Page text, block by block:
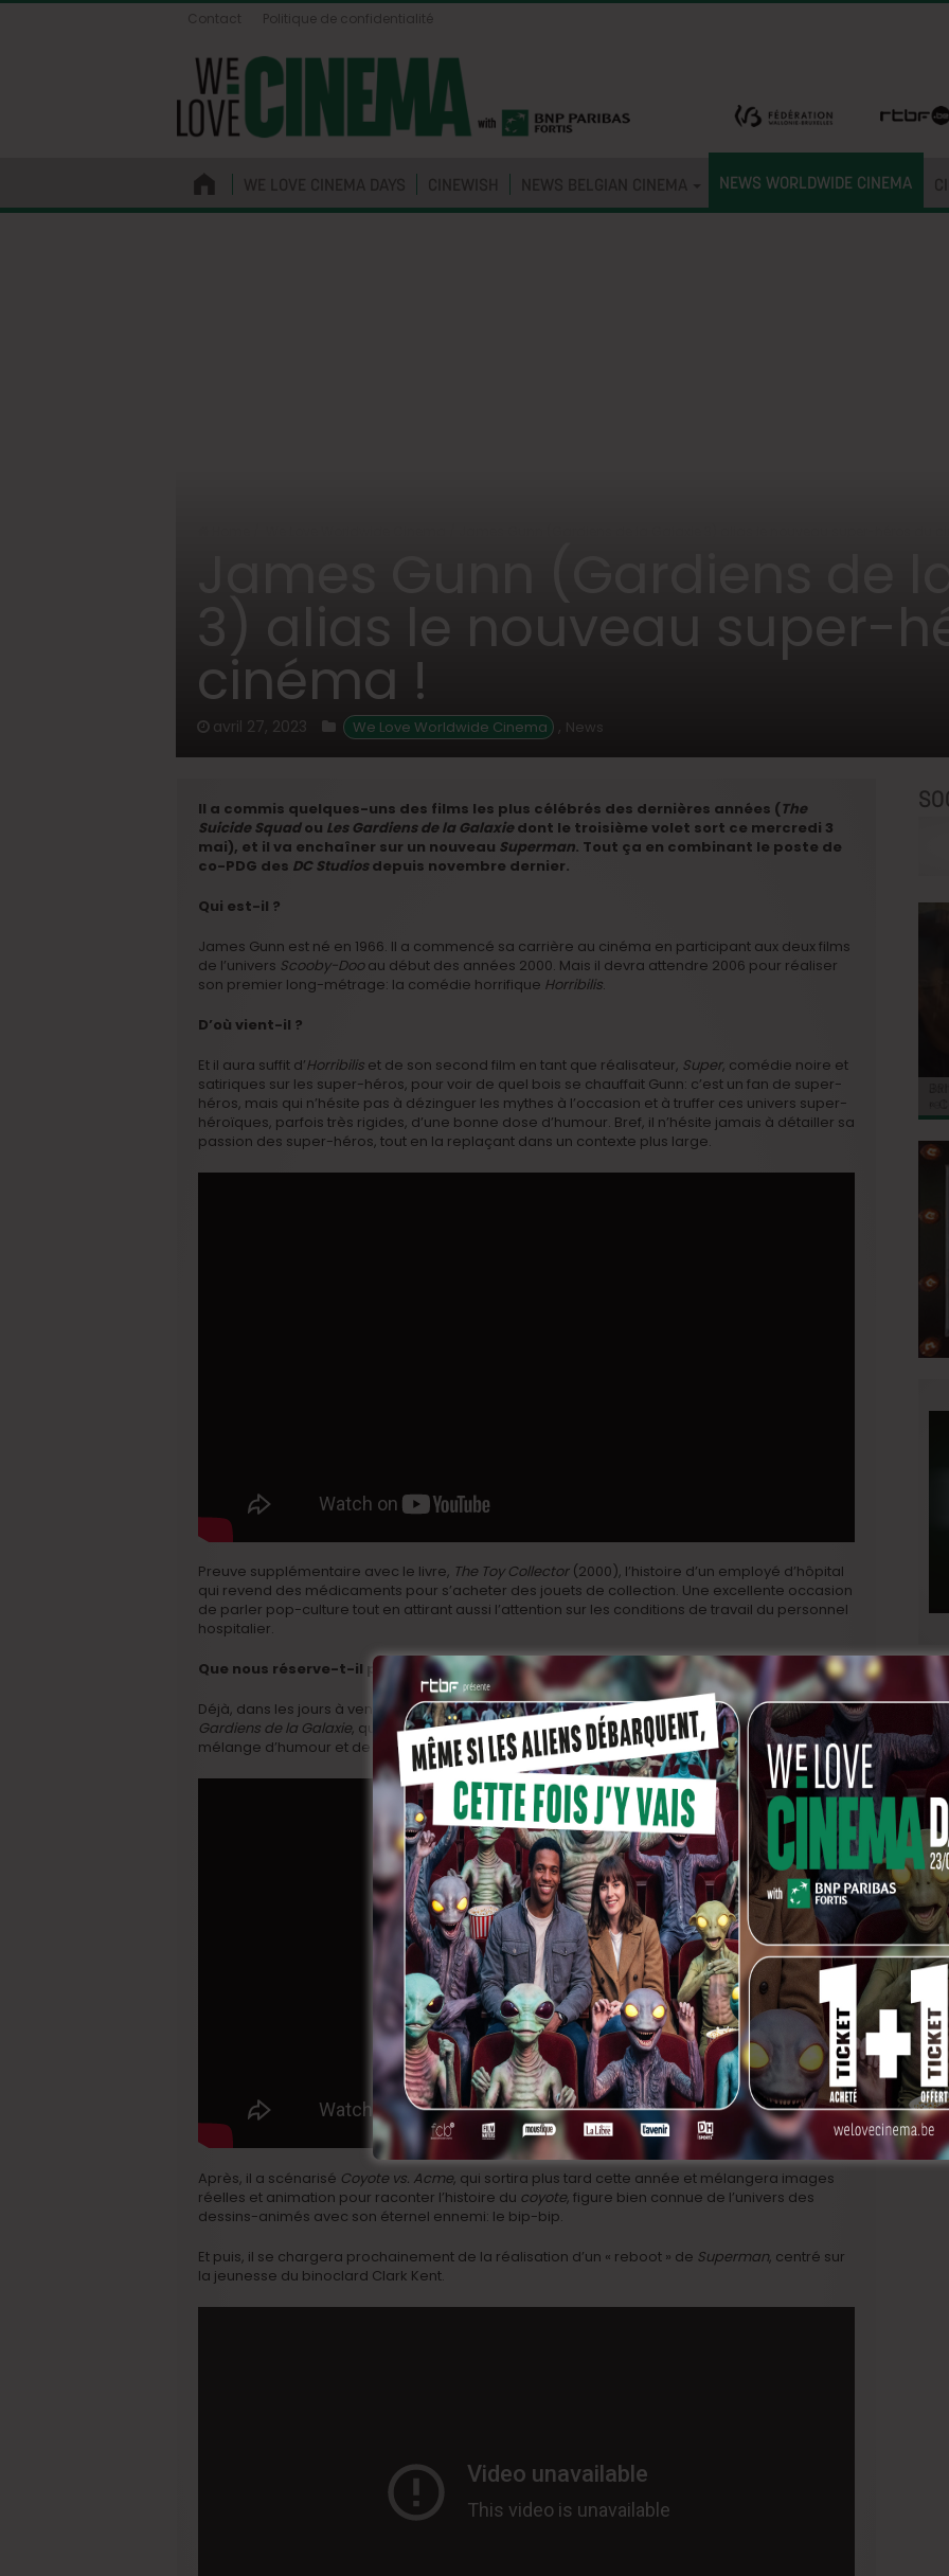
Contact Politique de confidentialité
WE LOVE CINEMA DAYS CINEWISH NEWS BELGIAN CINEMA NEWS WORLDWIDE CINEMA
3) alias le nouveau super-
cinéma !
avril 27, 2023 We Love Worldwide Cinema , News
Il a commis quelques-uns des films les plus célébrés des dernières années (The
Suicide Squadou Les Gardiens de la Galaxiedont le troisième volet sort ce mercredi 3
mai), et il va enchaîner sur un nouveau Superman. Tout ça en combinant le poste de
co-PDG des DC Studiosdepuis novembre dernier.
Qui est-il ?
James Gunn est né en 1966. Il a commencé sa carrière au cinéma en participant aux deux films
de l’univers Scooby-Dooau début des années 2000. Mais il devra attendre 2006 pour réaliser
son premier long-métrage: la comédie horrifique Horribilis.
D’où vient-il ?
Et il aura suffit d’Horribilis et de son second film en tant que réalisateur, Super, comédie noire et
satiriques sur les super-héros, pour voir de quel bois se chauffait Gunn: c’est un fan de super-
héros, mais qui n’hésite pas à dézinguer les mythes à l’occasion et à truffer ces univers super-
héroïques, parfois très rigides, d’une bonne dose d’humour. Bref, il n’hésite jamais à détailler sa
passion des super-héros, tout en la replaçant dans un contexte plus large.
Preuve supplémentaire avec le livre, The Toy Collector(2000), l’histoire d’un employé d’hôpital
qui revend des médicaments pour s’acheter des jouets de collection. Une excellente occasion
de parler pop-culture tout en attirant aussi l’attention sur les conditions de travail du personnel
hospitalier.
Que nous réserve-t-il pour les années à venir ?
Déjà, dans les jours à venir, soit ce 3 mai, sortira le tout bon troisième volet de « sa » trilogieLes
Gardiens de la Galaxie, qui fait en tout cas déjà (chez ceux qui l’ont vu) l’unanimité pour son
mélange d’humour et de respect de l’univers de la série pour ne pas trahir les fans.
Après, il a scénarisé Coyote vs. Acme, qui sortira plus tard cette année et mélangera images
réelles et animation pour raconter l’histoire du coyote, figure bien connue de l’univers des
dessins-animés avec son éternel ennemi: le bip-bip.
Et puis, il se chargera prochainement de la réalisation d’un « reboot » de Superman, centré sur
la jeunesse du binoclard Clark Kent.
du